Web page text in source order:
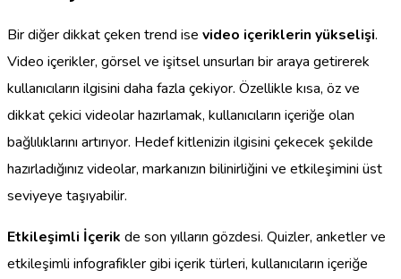
Bir diğer dikkat çeken trend ise video içeriklerin yükselişi.
Video içerikler, görsel ve işitsel unsurları bir araya getirerek
kullanıcıların ilgisini daha fazla çekiyor. Özellikle kısa, öz ve
dikkat çekici videolar hazırlamak, kullanıcıların içeriğe olan
bağlılıklarını artırıyor. Hedef kitlenizin ilgisini çekecek şekilde
hazırladığınız videolar, markanızın bilinirliğini ve etkileşimini üst
seviyeye taşıyabilir.
Etkileşimli İçerik de son yılların gözdesi. Quizler, anketler ve
etkileşimli infografikler gibi içerik türleri, kullanıcıların içeriğe